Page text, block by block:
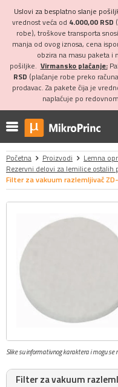
Uslovi za besplatno slanje
vrednost veća od 4.000,00 RSD
robe), troškove transporta
manja od ovog iznosa, cena
obzira na masu paketa i
pošiljke. Virmansko plaćanje:
RSD (plaćanje robe preko
prodavac. Za pakete čija je
naplaćuje po
Početna Proizvodi Lemna
Rezervni delovi za lemilice ostalih
Filter za vakuum razlemljivač
Slike su informativnog karaktera i mogu
Filter za vakuum